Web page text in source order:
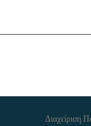
Διαχείριση